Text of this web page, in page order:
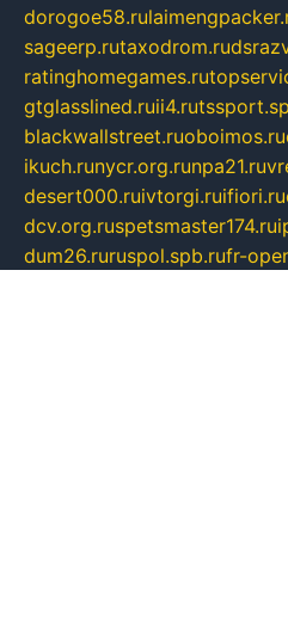
dorogoe58.ru
sageerp.rutaxodrom.ru
ratinghomegames.ru
gtglasslined.ruii4.ru
blackwallstreet.ruoboimos.ru
ikuch.runycr.org.runpa21.ru
desert000.ruivtorgi.ruifiori.ru
dcv.org.ruspetsmaster174.ru
dum26.ruruspol.spb.rufr-